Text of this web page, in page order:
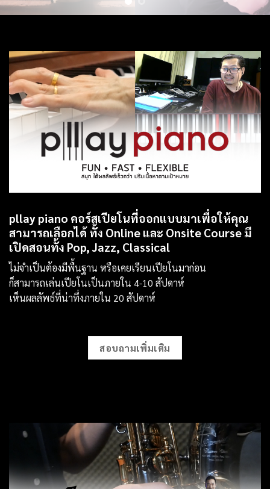
pllay piano คอร์สเปียโนที่ออกแบบมาเพื่อให้คุณ
สามารถเลือกได้ ทั้ง Online และ Onsite Course มี
เปิดสอนทั้ง Pop, Jazz, Classical
ไม่จำเป็นต้องมีพื้นฐาน หรือเคยเรียนเปียโนมาก่อน
ก็สามารถเล่นเปียโนเป็นภายใน 4-10 สัปดาห์
เห็นผลลัพธ์ที่น่าทึ่งภายใน 20 สัปดาห์
สอบถามเพิ่มเติม